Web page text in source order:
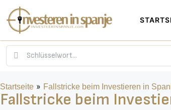
Startseite » Fallstricke beim Investieren in
Fallstricke beim